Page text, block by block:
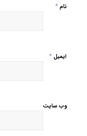
نام*
ایمیل*
وب‌ سایت